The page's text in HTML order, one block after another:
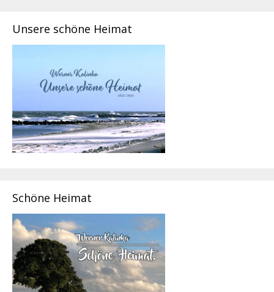
Unsere schöne Heimat
Schöne Heimat